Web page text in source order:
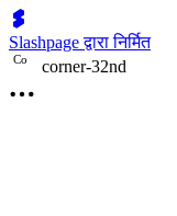
Slashpage द्वारा निर्मित
Co corner-32nd